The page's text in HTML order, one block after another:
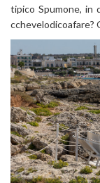
tipico Spumone, in
cchevelodicoafare?